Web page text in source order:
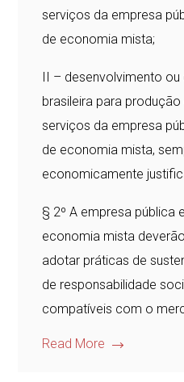
serviços da empresa
de economia mista;
II – desenvolvimento
brasileira para
serviços da empresa
de economia mista,
economicamente
§ 2º A empresa pública
economia mista
adotar práticas de
de responsabilidade
compatíveis com o
Read More